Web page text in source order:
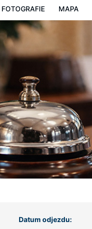
FOTOGRAFIE MAPA
Datum odjezdu: